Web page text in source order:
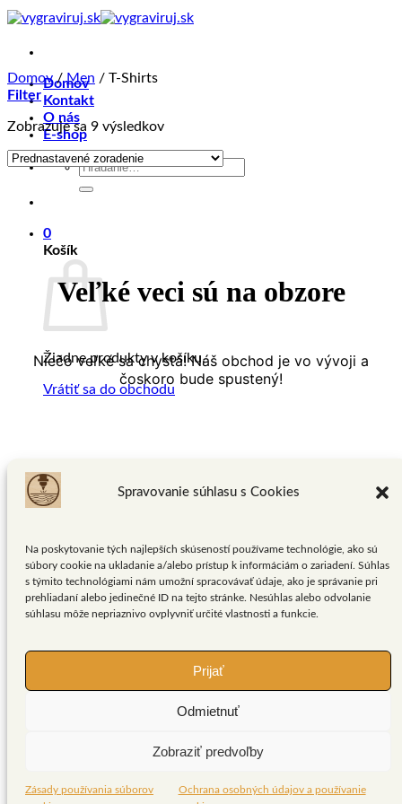
Spravovanie súhlasu s Cookies
Na poskytovanie tých najlepších skúseností používame technológie, ako sú
súbory cookie na ukladanie a/alebo prístup k informáciám o zariadení. Súhlas
s týmito technológiami nám umožní spracovávať údaje, ako je správanie pri
prehliadaní alebo jedinečné ID na tejto stránke. Nesúhlas alebo odvolanie
súhlasu môže nepriaznivo ovplyvniť určité vlastnosti a funkcie.
Prijať
Odmietnuť
Zobraziť predvoľby
Zásady používania súborov
Ochrana osobných údajov a používanie
Skip
content
Domov
Kontakt
O nás
E-shop
Hľadať:
0
Košík
Žiadne produkty v košíku.
Vrátiť sa do obchodu
Domov / Men / T-Shirts
Filter
Zobrazuje sa 9 výsledkov
Veľké veci sú na obzore
Niečo veľké sa chystá! Náš obchod je vo vývoji a
čoskoro bude spustený!
Reklamačný poriadok
Ochrana osobných údajov a používanie cookies
Formulár na odstúpenie od zmluvy
Reklamačný formulár
E-shop